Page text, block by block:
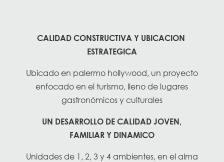
CALIDAD CONSTRUCTIVA Y UBICACION
ESTRATEGICA
Ubicado en palermo hollywood, un proyecto
enfocado en el turismo, lleno de lugares
gastronómicos y culturales
UN DESARROLLO DE CALIDAD JOVEN,
FAMILIAR Y DINAMICO
Unidades de 1, 2, 3 y 4 ambientes, en el alma